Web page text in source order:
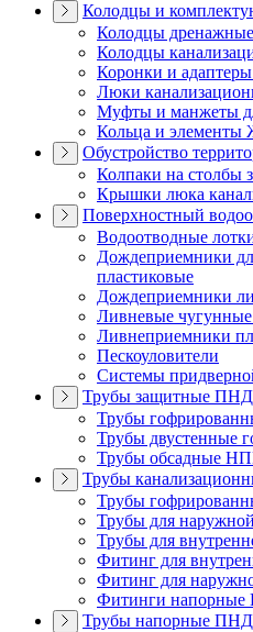
Колодцы и
Колодцы дренажные
Колодцы
Коронки и адаптеры
Люки
Муфты и манжеты
Кольца и
Обустройство
Колпаки на столбы
Крышки люка
Поверхностный
Водоотводные
Дождеприемники
пластиковые
Дождеприемники
Ливневые
Ливнеприемники
Пескоуловители
Системы
Трубы защитные
Трубы
Трубы
Трубы обсадные
Трубы
Трубы
Трубы для
Трубы для
Фитинг для
Фитинг для
Фитинги
Трубы напорные